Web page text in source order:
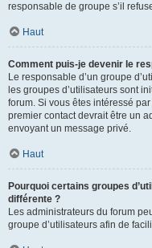
responsable de groupe s’il
Haut
Comment puis-je devenir le
Le responsable d’un groupe
les groupes d’utilisateurs sont
forum. Si vous êtes intéressé
premier contact devrait être un
envoyant un message privé.
Haut
Pourquoi certains groupes
différente ?
Les administrateurs du forum
groupe d’utilisateurs afin de